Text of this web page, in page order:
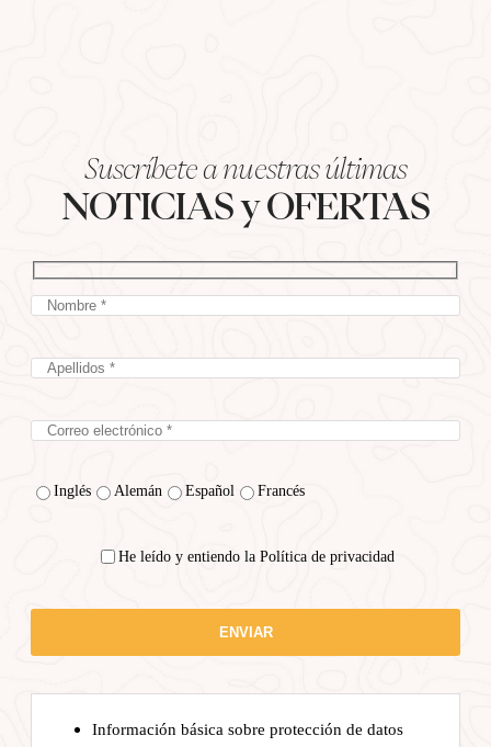
Suscríbete a nuestras últimas
NOTICIAS y OFERTAS
Inglés Alemán Español Francés
He leído y entiendo la Política de privacidad
Información básica sobre protección de datos